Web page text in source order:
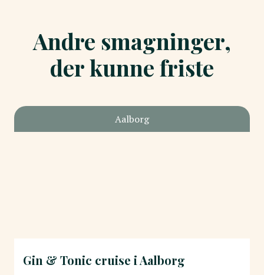
Andre smagninger,
der kunne friste
Aalborg
Gin & Tonic cruise i Aalborg